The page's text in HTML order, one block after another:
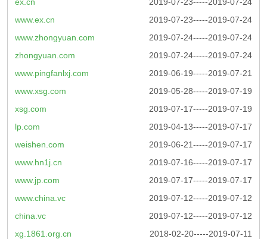
2019-07-23-----2019-07-24
www.ex.cn
2019-07-24-----2019-07-24
www.zhongyuan.com
2019-07-24-----2019-07-24
zhongyuan.com
2019-06-19-----2019-07-21
www.pingfanlxj.com
2019-05-28-----2019-07-19
www.xsg.com
2019-07-17-----2019-07-19
xsg.com
2019-04-13-----2019-07-17
lp.com
2019-06-21-----2019-07-17
weishen.com
2019-07-16-----2019-07-17
www.hn1j.cn
2019-07-17-----2019-07-17
www.jp.com
2019-07-12-----2019-07-12
www.china.vc
2019-07-12-----2019-07-12
china.vc
2018-02-20-----2019-07-11
xg.1861.org.cn